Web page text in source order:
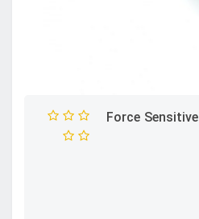
مقاومت حساس به نیرو Force Sensitive